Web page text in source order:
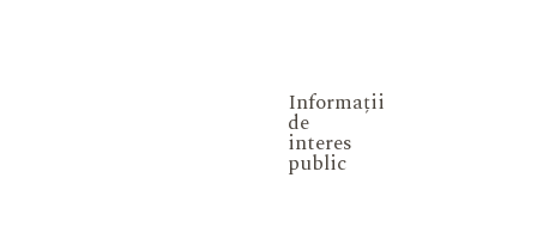
Informații
de
interes
public